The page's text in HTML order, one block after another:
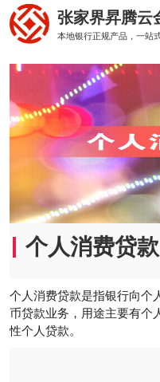
张家界昇腾云
本地银行正规产品，一站
个人消费贷款
个人消费贷款是指银行向个
币贷款业务，用途主要有个
性个人贷款。